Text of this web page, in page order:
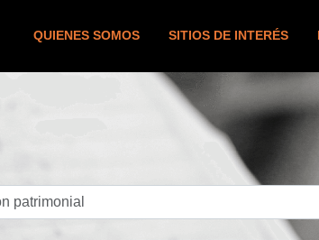
QUIENES SOMOS SITIOS DE INTERÉS